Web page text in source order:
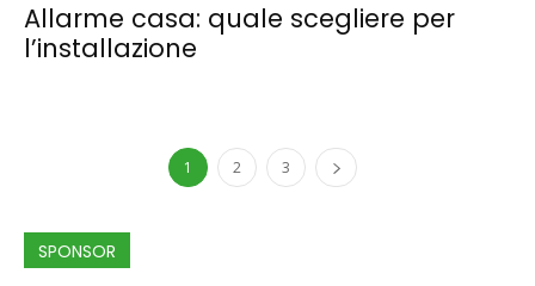
Allarme casa: quale scegliere per
l’installazione
1 2 3
SPONSOR